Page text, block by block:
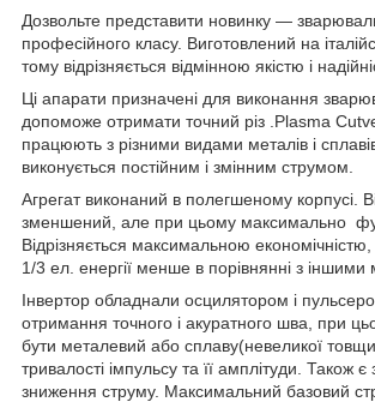
Дозвольте представити новинку ―
професійного класу. Виготовлений на
тому відрізняється відмінною якістю і
Ці апарати призначені для виконання
допоможе отримати точний різ .Plasma
працюють з різними видами металів і
виконується постійним і змінним струмом.
Агрегат виконаний в полегшеному корпусі.
зменшений, але при цьому максимально
Відрізняється максимальною
1/3 ел. енергії менше в порівнянні з іншими
Інвертор обладнали осцилятором і
отримання точного і акуратного шва, при
бути металевий або сплаву(невеликої
тривалості імпульсу та її амплітуди. Також є
зниження струму. Максимальний базовий